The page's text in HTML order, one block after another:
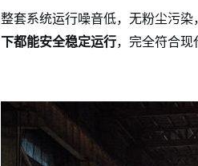
整套系统运行噪音低，无粉尘污
下都能安全稳定运行，完全符合现